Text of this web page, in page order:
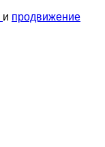
и продвижение